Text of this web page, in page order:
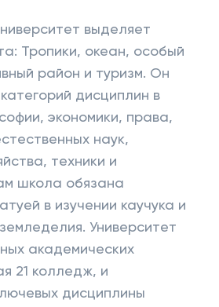
выделяет
Тропики, океан, особый
район и туризм. Он
дисциплин в
экономики, права,
наук,
техники и
школа обязана
в изучении каучука и
Университет
академических
21 колледж, и
дисциплины